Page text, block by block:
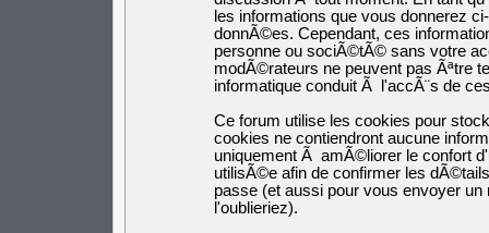
les informations que vous donnerez
donnÃ©es. Cependant, ces
personne ou sociÃ©tÃ© sans votre
modÃ©rateurs ne peuvent pas Ãªtre
informatique conduit Ã l'accÃ¨s de
Ce forum utilise les cookies pour
cookies ne contiendront aucune
uniquement Ã amÃ©liorer le confort
utilisÃ©e afin de confirmer les
passe (et aussi pour vous envoyer
l'oublieriez).